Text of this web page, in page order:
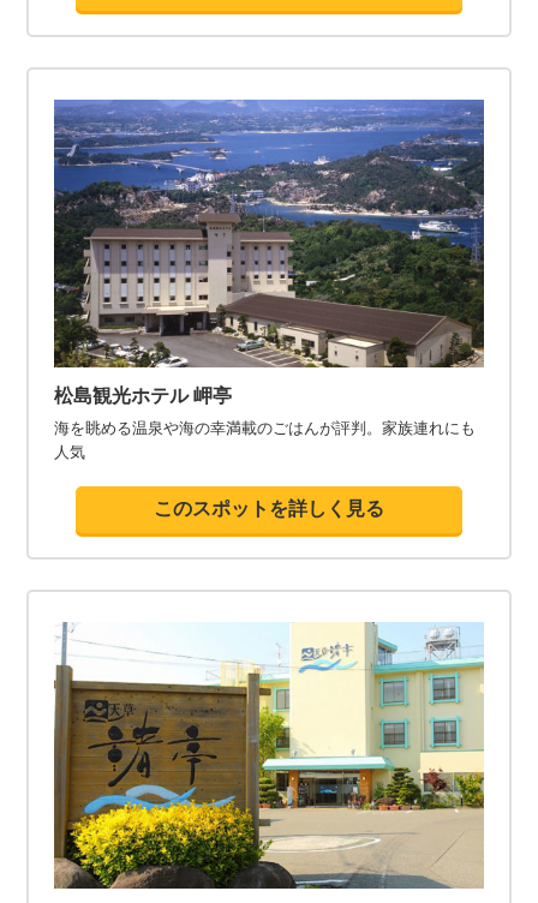
松島観光ホテル 岬亭
海を眺める温泉や海の幸満載のごはんが評判。家族連れにも
人気
このスポットを詳しく見る